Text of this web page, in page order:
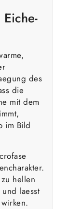
des
die
mit dem
im Bild
hellen
laesst